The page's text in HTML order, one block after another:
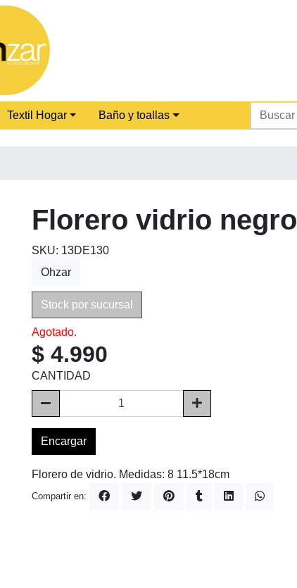
Textil Hogar Baño y toallas
Florero vidrio negro
SKU: 13DE130
Ohzar
Stock por sucursal
Agotado.
$ 4.990
CANTIDAD
Encargar
Florero de vidrio. Medidas: 8 11.5*18cm
Compartir en: